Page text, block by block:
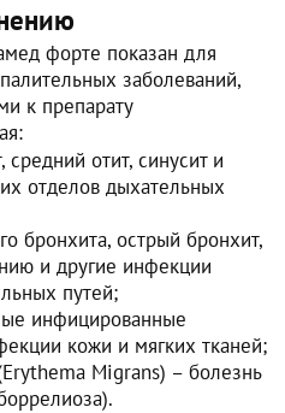
форте показан для
заболеваний,
к препарату
отит, синусит и
отделов дыхательных
бронхита, острый бронхит,
и другие инфекции
путей;
инфицированные
кожи и мягких тканей;
Migrans) – болезнь